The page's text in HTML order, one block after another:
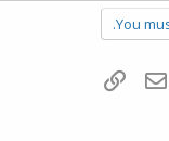
You
דואר אלקטרוני